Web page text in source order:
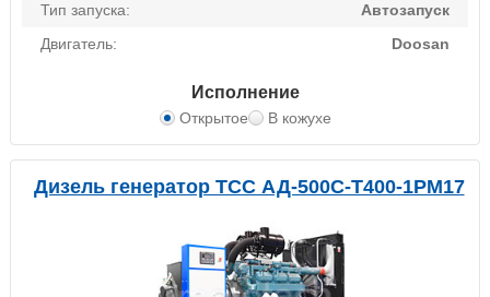
Тип запуска:
Автозапуск
Двигатель:
Doosan
Исполнение
Открытое В кожухе
Дизель генератор ТСС АД-500С-Т400-1РМ17